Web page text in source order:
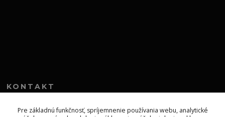
KONTAKT
+421 552 304 860
Pre základnú funkčnosť, spríjemnenie používania webu, analytické